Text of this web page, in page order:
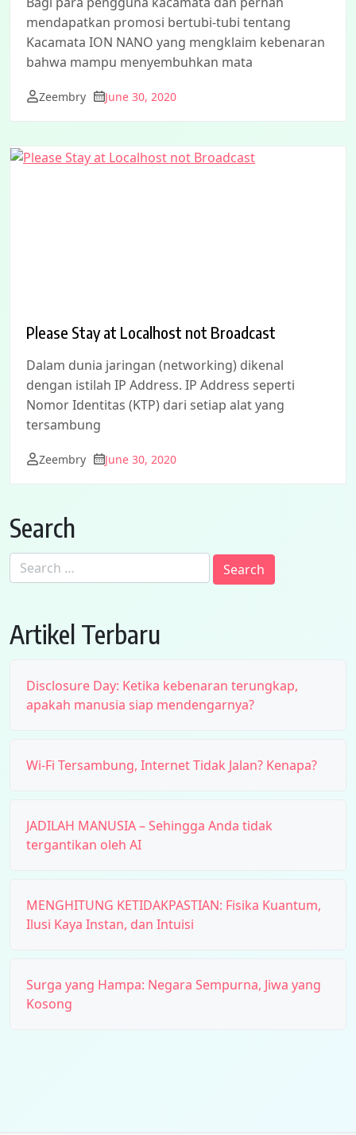
mendapatkan promosi bertubi-tubi tentang
Kacamata ION NANO yang mengklaim kebenaran
bahwa mampu menyembuhkan mata
Zeembry June 30, 2020
Please Stay at Localhost not Broadcast
Dalam dunia jaringan (networking) dikenal
dengan istilah IP Address. IP Address seperti
Nomor Identitas (KTP) dari setiap alat yang
tersambung
Zeembry June 30, 2020
Search
Search
for:
Artikel Terbaru
Disclosure Day: Ketika kebenaran terungkap,
apakah manusia siap mendengarnya?
Wi-Fi Tersambung, Internet Tidak Jalan? Kenapa?
JADILAH MANUSIA – Sehingga Anda tidak
tergantikan oleh AI
MENGHITUNG KETIDAKPASTIAN: Fisika Kuantum,
Ilusi Kaya Instan, dan Intuisi
Surga yang Hampa: Negara Sempurna, Jiwa yang
Kosong